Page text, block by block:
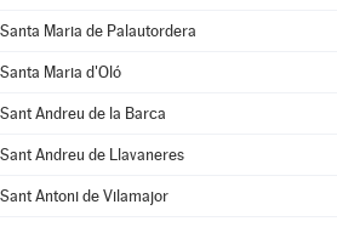
Santa Maria de Palautordera
Santa Maria d'Oló
Sant Andreu de la Barca
Sant Andreu de Llavaneres
Sant Antoni de Vilamajor